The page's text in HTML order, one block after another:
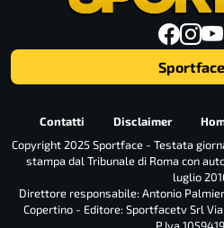
Contatti Disclaimer
Copyright 2025 Sportface - Testata
stampa dal Tribunale di Roma con
luglio
Direttore responsabile: Antonio
Copertino - Editore: Sportfacetv Srl